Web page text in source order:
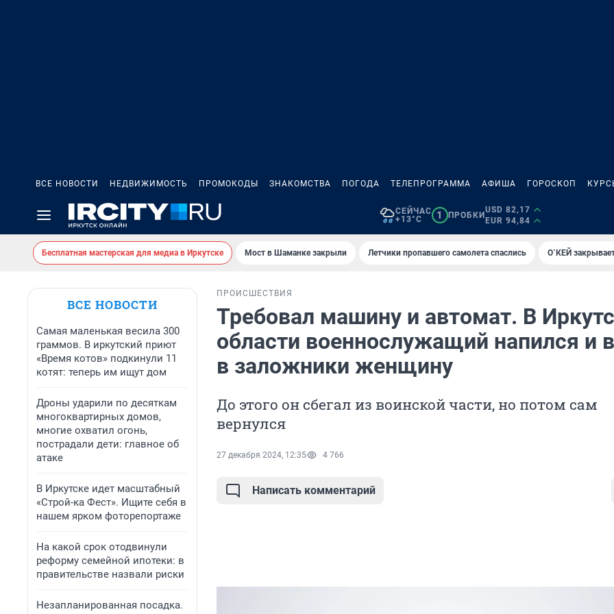
ВСЕ НОВОСТИ НЕДВИЖИМОСТЬ ПРОМОКОДЫ ЗНАКОМСТВА ПОГОДА ТЕЛЕПРОГРАММА АФИША ГОРОСКОП
СЕЙЧАС
+13°C
1 ПРОБКИ
USD 82,17
EUR 94,84
Бесплатная мастерская для медиа в Иркутске Мост в Шаманке закрыли Летчики пропавшего самолета спаслись О`КЕЙ
ВСЕ НОВОСТИ
Самая маленькая весила 300
граммов. В иркутский приют
«Время котов» подкинули 11
котят: теперь им ищут дом
Дроны ударили по десяткам
многоквартирных домов,
многие охватил огонь,
пострадали дети: главное об
атаке
В Иркутске идет масштабный
«Строй-ка Фест». Ищите себя в
нашем ярком фоторепортаже
На какой срок отодвинули
реформу семейной ипотеки: в
правительстве назвали риски
Незапланированная посадка.
ПРОИСШЕСТВИЯ
Требовал машину и автомат. В
области военнослужащий напился и
в заложники женщину
До этого он сбегал из воинской части, но потом сам
вернулся
27 декабря 2024, 12:35 4 766
Написать комментарий